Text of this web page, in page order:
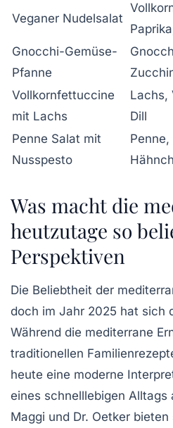
Veganer Nudelsalat
Gnocchi-Gemüse-
Pfanne
Vollkornfettuccine
mit Lachs
Lachs,
Dill
Penne Salat mit
Nusspesto
Penne,
Was macht die
heutzutage so
Perspektiven
Die Beliebtheit der
doch im Jahr 2025 hat sich
Während die mediterrane
traditionellen
heute eine moderne
eines schnelllebigen
Maggi und Dr. Oetker